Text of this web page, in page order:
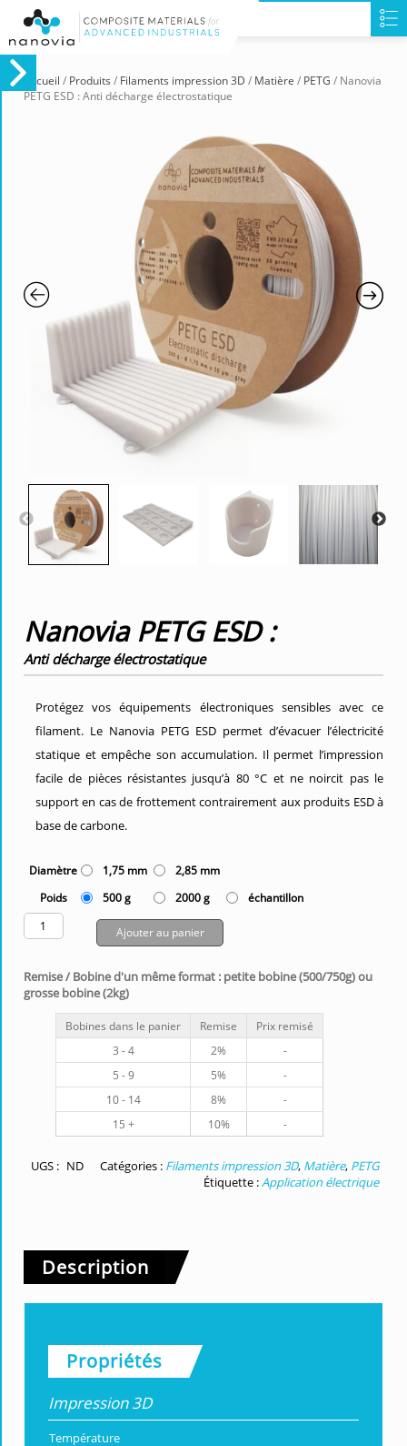
Accueil / Produits / Filaments impression 3D / Matière / PETG / Nanovia
PETG ESD : Anti décharge électrostatique
Nanovia PETG ESD :
Anti décharge électrostatique
Protégez vos équipements électroniques sensibles avec ce
filament. Le Nanovia PETG ESD permet d’évacuer l’électricité
statique et empêche son accumulation. Il permet l’impression
facile de pièces résistantes jusqu’à 80 °C et ne noircit pas le
support en cas de frottement contrairement aux produits ESD à
base de carbone.
Diamètre 1,75 mm
2,85 mm
Poids
500 g 2000 g échantillon
Ajouter au panier
Remise / Bobine d'un même format : petite bobine (500/750g) ou
grosse bobine (2kg)
Bobines dans le panier Remise
Prix remisé
3 - 4
2%
-
5 - 9
5%
-
10 - 14
8%
-
15 +
10% -
UGS : ND Catégories : Filaments impression 3D, Matière, PETG
Étiquette :Application électrique
Description
Propriétés
Impression 3D
Température